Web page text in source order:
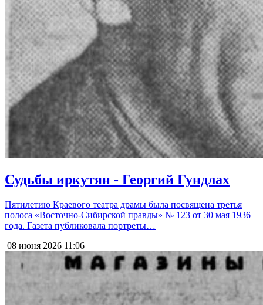
Судьбы иркутян - Георгий Гундлах
Пятилетию Краевого театра драмы была посвящена третья
полоса «Восточно-Сибирской правды» № 123 от 30 мая 1936
года. Газета публиковала портреты…
08 июня 2026 11:06